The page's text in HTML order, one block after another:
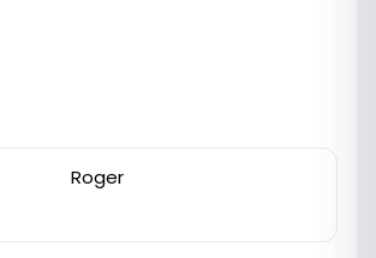
Roger